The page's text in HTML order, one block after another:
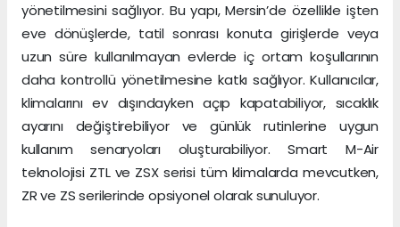
yönetilmesini sağlıyor. Bu yapı, Mersin’de özellikle işten
eve dönüşlerde, tatil sonrası konuta girişlerde veya
uzun süre kullanılmayan evlerde iç ortam koşullarının
daha kontrollü yönetilmesine katkı sağlıyor. Kullanıcılar,
klimalarını ev dışındayken açıp kapatabiliyor, sıcaklık
ayarını değiştirebiliyor ve günlük rutinlerine uygun
kullanım senaryoları oluşturabiliyor. Smart M-Air
teknolojisi ZTL ve ZSX serisi tüm klimalarda mevcutken,
ZR ve ZS serilerinde opsiyonel olarak sunuluyor.